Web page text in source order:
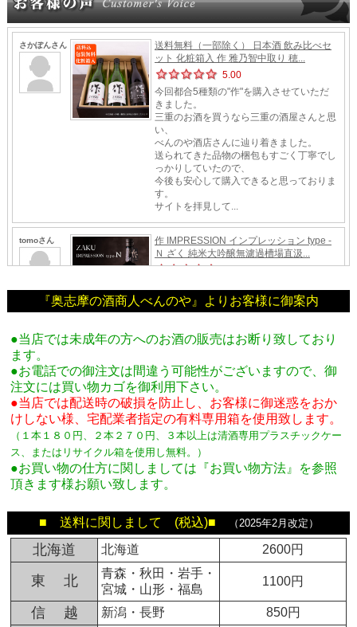
『奥志摩の酒商人べんのや』よりお客様に御案内
●当店では未成年の方へのお酒の販売はお断り致しており
ます。
●お電話での御注文は間違う可能性がございますので、御
注文には買い物カゴを御利用下さい。
●当店では配送時の破損を防止し、お客様に御迷惑をおか
けしない様、宅配業者指定の有料専用箱を使用致します。
（１本１８０円、２本２７０円、３本以上は清酒専用プラスチックケー
ス、またはリサイクル箱を使用し無料。
）
●お買い物の仕方に関しましては『お買い物方法』を参照
頂きます様お願い致します。
■ 送料に関しまして (税込)■ （2025年2月改定）
北海道 北海道 2600円
東 北
青森・秋田・岩手・
宮城・山形・福島
1100円
信 越 新潟・長野 850円